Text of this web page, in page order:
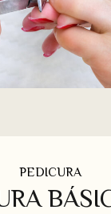
PEDICURA